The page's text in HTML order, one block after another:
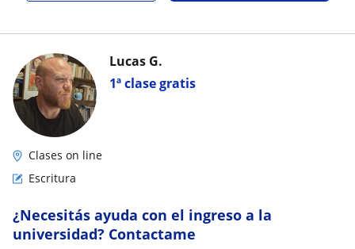
1ª clase gratis
Lucas G.
Clases on line
Escritura
¿Necesitás ayuda con el ingreso a la
universidad? Contactame